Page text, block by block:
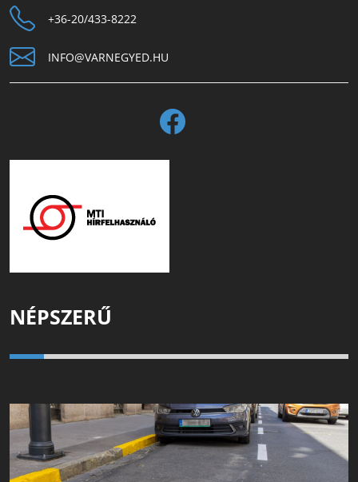
+36-20/433-8222
INFO@VARNEGYED.HU
NÉPSZERŰ